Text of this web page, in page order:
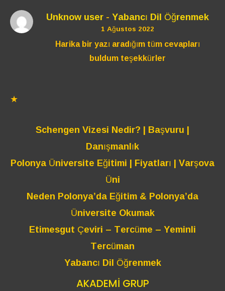
Unknow user-Yabancı Dil Öğrenmek
1 Ağustos 2022
Harika bir yazı aradığım tüm cevapları
buldum teşekkürler
★
Schengen Vizesi Nedir? | Başvuru |
Danışmanlık
Polonya Üniversite Eğitimi | Fiyatları | Varşova
Üni
Neden Polonya’da Eğitim & Polonya’da
Üniversite Okumak
Etimesgut Çeviri – Tercüme – Yeminli
Tercüman
Yabancı Dil Öğrenmek
AKADEMİ GRUP